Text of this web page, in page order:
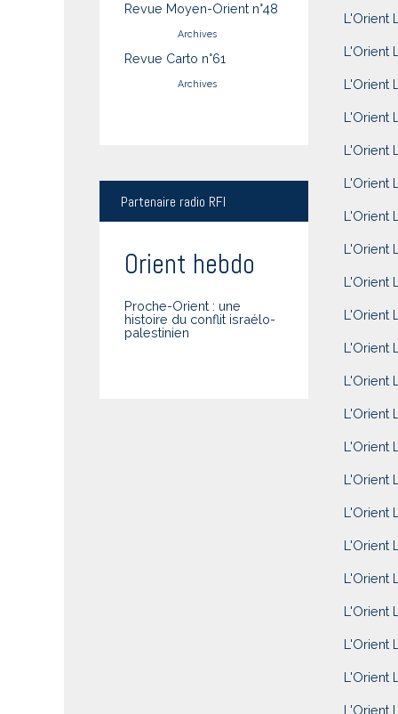
L'Orient
L'Orient
L'Orient
L'Orient
L'Orient
L'Orient
L'Orient
L'Orient
L'Orient
L'Orient
L'Orient
L'Orient
L'Orient
L'Orient
L'Orient
L'Orient
L'Orient
L'Orient
L'Orient
L'Orient
L'Orient
L'Orient
Revue Moyen-Orient n°48
Archives
Revue Carto n°61
Archives
Partenaire radio RFI
Orient hebdo
Proche-Orient : une
histoire du conflit israélo-
palestinien